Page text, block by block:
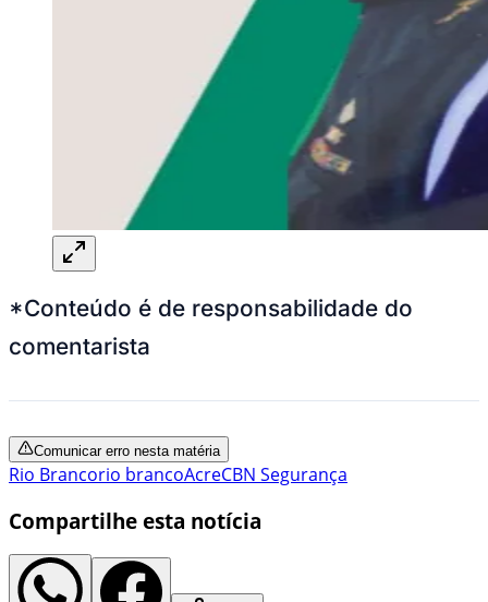
*Conteúdo é de responsabilidade do
comentarista
Comunicar erro nesta matéria
Rio Brancorio brancoAcreCBN Segurança
Compartilhe esta notícia